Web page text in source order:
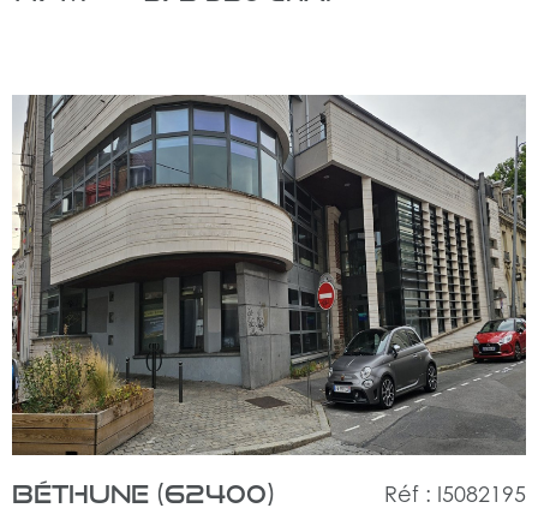
voir
le
bien
Béthune (62400)
Réf : I5082195